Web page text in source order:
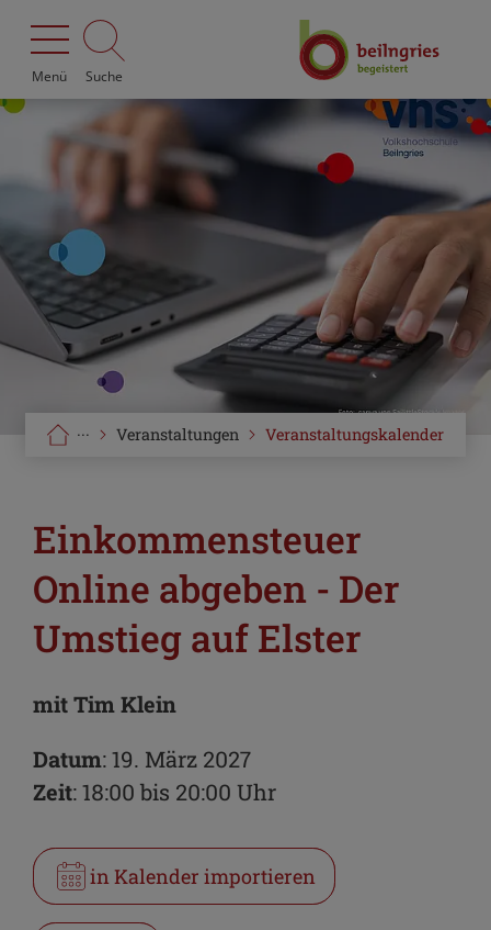
Menü Suche
Veranstaltungskalender
Veranstaltungen
···
Einkommensteuer
Online abgeben - Der
Umstieg auf Elster
mit Tim Klein
Datum: 19. März 2027
Zeit: 18:00 bis 20:00 Uhr
in Kalender importieren